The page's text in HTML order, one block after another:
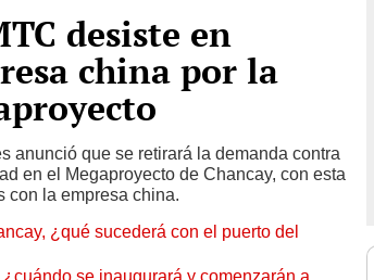
desiste en
china por la
anunció que se retirará la demanda contra
en el Megaproyecto de Chancay, con esta
con la empresa china.
¿qué sucederá con el puerto del